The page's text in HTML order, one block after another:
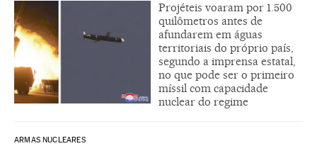
Projéteis voaram por 1.500
quilômetros antes de
afundarem em águas
territoriais do próprio país,
segundo a imprensa estatal,
no que pode ser o primeiro
míssil com capacidade
nuclear do regime
ARMAS NUCLEARES